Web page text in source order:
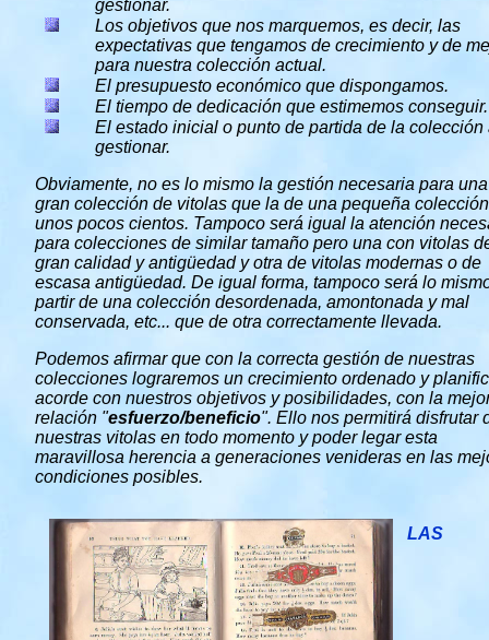
gestionar.
Los objetivos que nos marquemos, es decir, las
expectativas que tengamos de crecimiento y de
para nuestra colección actual.
El presupuesto económico que dispongamos.
El tiempo de dedicación que estimemos conseguir.
El estado inicial o punto de partida de la colección
gestionar.
Obviamente, no es lo mismo la gestión necesaria para una
gran colección de vitolas que la de una pequeña
unos pocos cientos. Tampoco será igual la atención
para colecciones de similar tamaño pero una con vitolas
gran calidad y antigüedad y otra de vitolas modernas o de
escasa antigüedad. De igual forma, tampoco será lo
partir de una colección desordenada, amontonada y mal
conservada, etc... que de otra correctamente llevada.
Podemos afirmar que con la correcta gestión de nuestras
colecciones lograremos un crecimiento ordenado y
acorde con nuestros objetivos y posibilidades, con la
relación "esfuerzo/beneficio". Ello nos permitirá disfrutar
nuestras vitolas en todo momento y poder legar esta
maravillosa herencia a generaciones venideras en las
condiciones posibles.
LAS